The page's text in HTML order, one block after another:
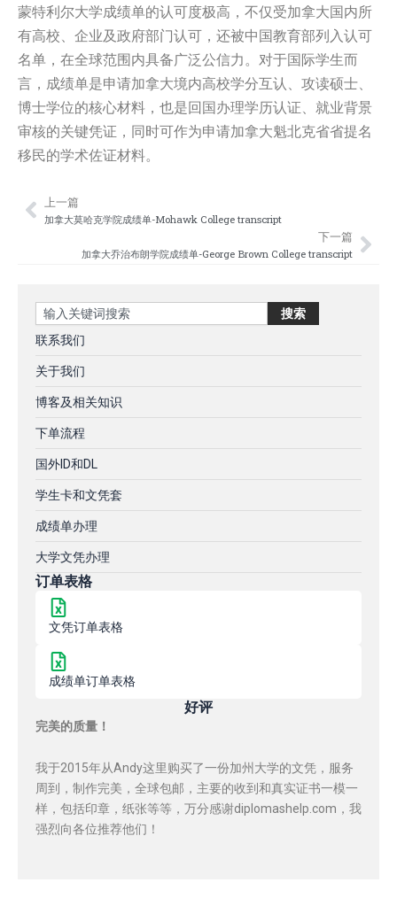
蒙特利尔大学成绩单的认可度极高，不仅受加拿大国内所
有高校、企业及政府部门认可，还被中国教育部列入认可
名单，在全球范围内具备广泛公信力。对于国际学生而
言，成绩单是申请加拿大境内高校学分互认、攻读硕士、
博士学位的核心材料，也是回国办理学历认证、就业背景
审核的关键凭证，同时可作为申请加拿大魁北克省省提名
移民的学术佐证材料。
Prev
上一篇
加拿大莫哈克学院成绩单-Mohawk College transcript
下一篇
加拿大乔治布朗学院成绩单-George Brown College transcript
Search 搜索
联系我们
关于我们
博客及相关知识
下单流程
国外ID和DL
学生卡和文凭套
成绩单办理
大学文凭办理
订单表格
文凭订单表格
成绩单订单表格
好评
完美的质量！
我于2015年从Andy这里购买了一份加州大学的文凭，服务
周到，制作完美，全球包邮，主要的收到和真实证书一模一
样，包括印章，纸张等等，万分感谢diplomashelp.com，我
强烈向各位推荐他们！